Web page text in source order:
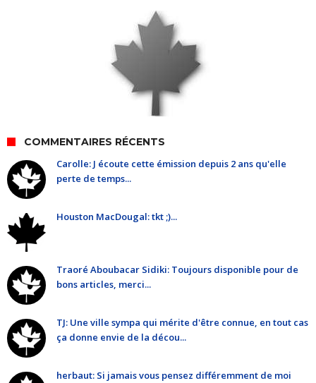
COMMENTAIRES RÉCENTS
Carolle: J écoute cette émission depuis 2 ans qu'elle
perte de temps...
Houston MacDougal: tkt ;)...
Traoré Aboubacar Sidiki: Toujours disponible pour de
bons articles, merci...
TJ: Une ville sympa qui mérite d'être connue, en tout cas
ça donne envie de la décou...
herbaut: Si jamais vous pensez différemment de moi